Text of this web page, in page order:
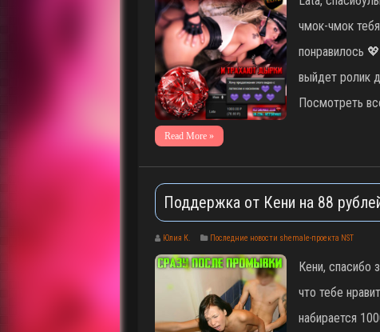
чмок-чмок
понравилось
выйдет ролик
Посмотреть
Read More »
Поддержка от Кени на 88
Юлия К. Последние новости shemale-проекта NST
Кени, спасибо
что тебе
набирается